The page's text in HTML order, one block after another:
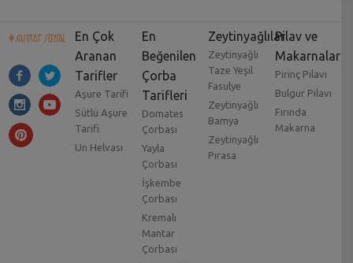
En Çok
Aranan
Tarifler
Aşure Tarifi
Sütlü Aşure
Tarifi
Un Helvası
En
Beğenilen
Çorba
Tarifleri
Domates
Çorbası
Yayla
Çorbası
İşkembe
Çorbası
Kremalı
Mantar
Çorbası
Zeytinyağlılar
Zeytinyağlı
Taze Yeşil
Fasulye
Zeytinyağlı
Bamya
Zeytinyağlı
Pırasa
Pilav ve
Makarnalar
Pirinç Pilavı
Bulgur Pilavı
Fırında
Makarna